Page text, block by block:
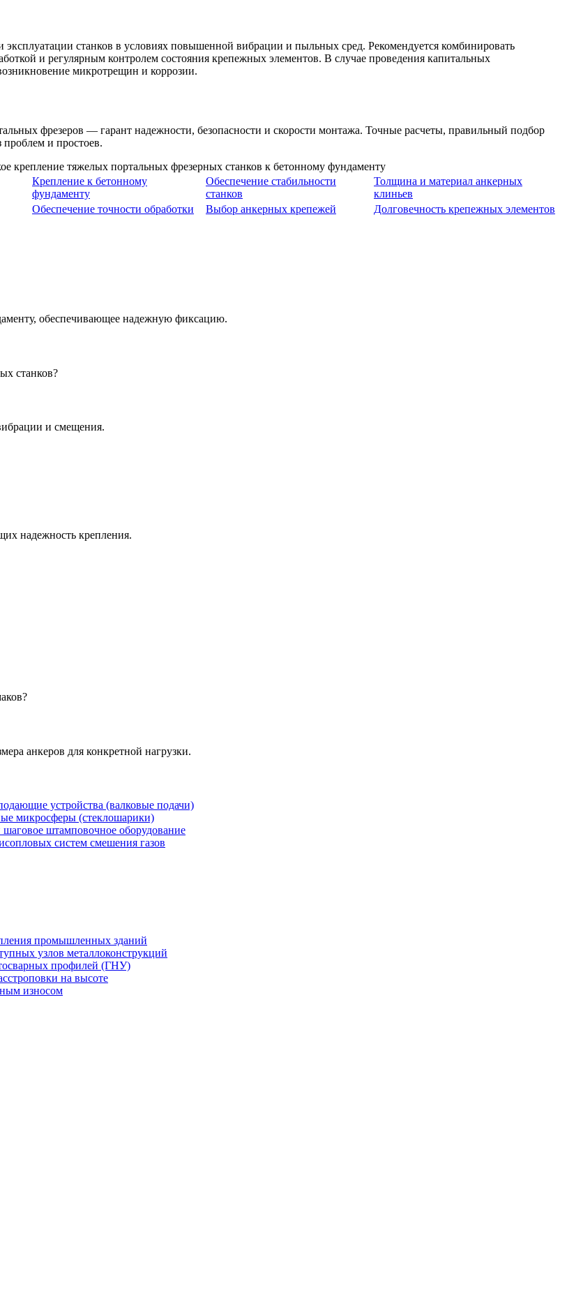
станков в условиях повышенной вибрации и пыльных сред. Рекомендуется комбинировать
и регулярным контролем состояния крепежных элементов. В случае проведения капитальных
микротрещин и коррозии.
фрезеров — гарант надежности, безопасности и скорости монтажа. Точные расчеты, правильный подбор
и простоев.
Крепление к бетонному
фундаменту
Обеспечение стабильности
станков
Толщина и материал анкерных
клиньев
Обеспечение точности обработки Выбор анкерных крепежей Долговечность крепежных элементов
обеспечивающее надежную фиксацию.
станков?
и смещения.
надежность крепления.
анкеров для конкретной нагрузки.
устройства (валковые подачи)
микросферы (стеклошарики)
штамповочное оборудование
систем смешения газов
промышленных зданий
узлов металлоконструкций
профилей (ГНУ)
на высоте
износом